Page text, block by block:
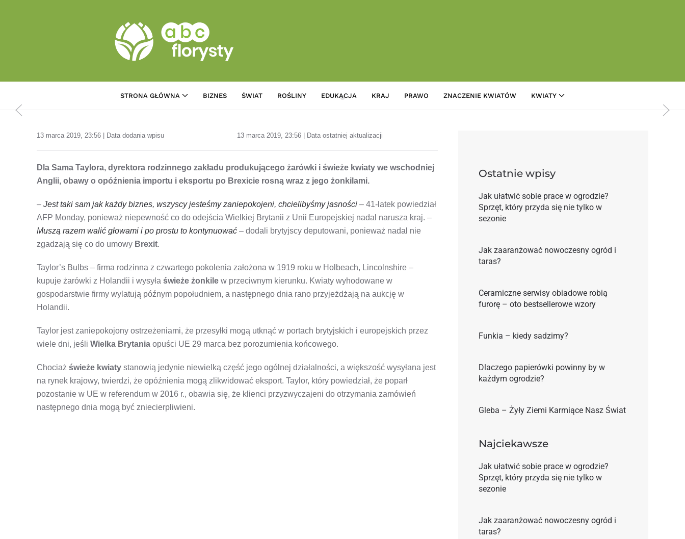
STRONA GŁÓWNA BIZNES ŚWIAT ROŚLINY EDUKACJA KRAJ PRAWO ZNACZENIE KWIATÓW KWIATY
13 marca 2019, 23:56 | Data dodania wpisu 13 marca 2019, 23:56 | Data ostatniej aktualizacji
Dla Sama Taylora, dyrektora rodzinnego zakładu produkującego żarówki i świeże kwiaty we wschodniej
Anglii, obawy o opóźnienia importu i eksportu po Brexicie rosną wraz z jego żonkilami.
– Jest taki sam jak każdy biznes, wszyscy jesteśmy zaniepokojeni, chcielibyśmy jasności – 41-latek powiedział
AFP Monday, ponieważ niepewność co do odejścia Wielkiej Brytanii z Unii Europejskiej nadal narusza kraj. –
Muszą razem walić głowami i po prostu to kontynuować – dodali brytyjscy deputowani, ponieważ nadal nie
zgadzają się co do umowy Brexit.
Taylor’s Bulbs – firma rodzinna z czwartego pokolenia założona w 1919 roku w Holbeach, Lincolnshire –
kupuje żarówki z Holandii i wysyła świeże żonkile w przeciwnym kierunku. Kwiaty wyhodowane w
gospodarstwie firmy wylatują późnym popołudniem, a następnego dnia rano przyjeżdżają na aukcję w
Holandii.
Taylor jest zaniepokojony ostrzeżeniami, że przesyłki mogą utknąć w portach brytyjskich i europejskich przez
wiele dni, jeśli Wielka Brytania opuści UE 29 marca bez porozumienia końcowego.
Chociaż świeże kwiaty stanowią jedynie niewielką część jego ogólnej działalności, a większość wysyłana jest
na rynek krajowy, twierdzi, że opóźnienia mogą zlikwidować eksport. Taylor, który powiedział, że poparł
pozostanie w UE w referendum w 2016 r., obawia się, że klienci przyzwyczajeni do otrzymania zamówień
następnego dnia mogą być zniecierpliwieni.
Ostatnie wpisy
Jak ułatwić sobie prace w ogrodzie?
Sprzęt, który przyda się nie tylko w
sezonie
Jak zaaranżować nowoczesny ogród i
taras?
Ceramiczne serwisy obiadowe robią
furorę – oto bestsellerowe wzory
Funkia – kiedy sadzimy?
Dlaczego papierówki powinny by w
każdym ogrodzie?
Gleba – Żyły Ziemi Karmiące Nasz Świat
Najciekawsze
Jak ułatwić sobie prace w ogrodzie?
Sprzęt, który przyda się nie tylko w
sezonie
Jak zaaranżować nowoczesny ogród i
taras?